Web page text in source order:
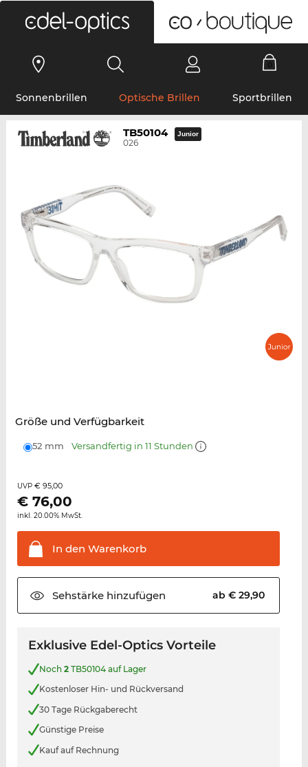
Sonnenbrillen Optische Brillen Sportbrillen
TB50104
026
Junior
Größe und Verfügbarkeit
52 mm Versandfertig in 11 Stunden
UVP € 95,00
€ 76,00
inkl. 20.00% MwSt.
In den Warenkorb
Sehstärkehinzufügen ab € 29,90
Exklusive Edel-Optics Vorteile
Noch 2TB50104 auf Lager
Kostenloser Hin- und Rückversand
30 Tage Rückgaberecht
Günstige Preise
Kauf auf Rechnung